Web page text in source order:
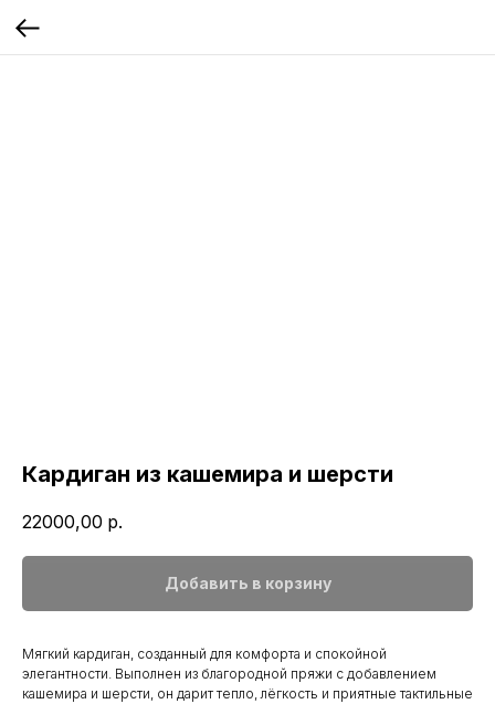
Кардиган из кашемира и шерсти
22000,00 р.
Добавить в корзину
Мягкий кардиган, созданный для комфорта и спокойной
элегантности. Выполнен из благородной пряжи с добавлением
кашемира и шерсти, он дарит тепло, лёгкость и приятные тактильные